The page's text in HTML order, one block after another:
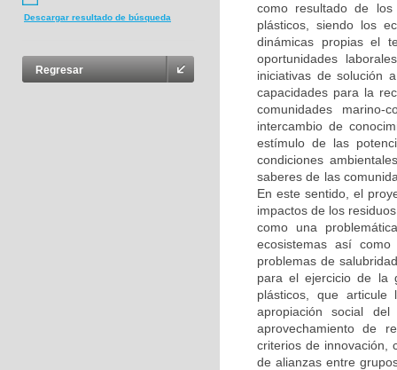
Descargar resultado de búsqueda
Regresar
como resultado de
plásticos, siendo los
dinámicas propias el
oportunidades
iniciativas de solución
capacidades para la
comunidades
intercambio de
estímulo de las
condiciones
saberes de las
En este sentido, el
impactos de los
como una
ecosistemas así
problemas de
para el ejercicio de la
plásticos, que
apropiación social
aprovechamiento de
criterios de innovación,
de alianzas entre